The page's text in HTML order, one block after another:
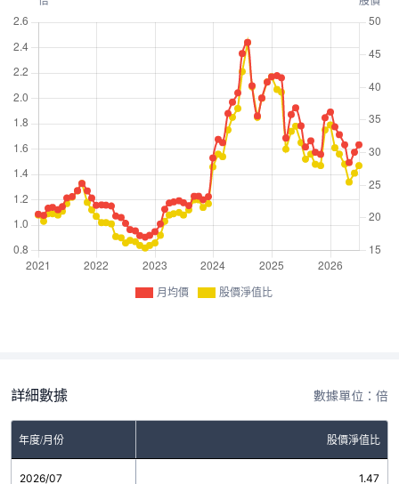
月均價 股價淨值比
詳細數據 數據單位：倍
年度/月份 股價淨值比
2026/07 1.47